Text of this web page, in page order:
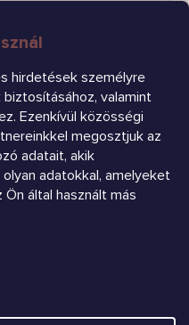
hirdetések személyre
valamint
Ezenkívül közösségi
megosztjuk az
adatait, akik
adatokkal, amelyeket
által használt más